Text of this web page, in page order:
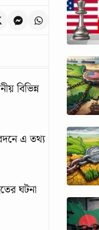
বিভিন্ন
এ তথ্য
ঘটনা